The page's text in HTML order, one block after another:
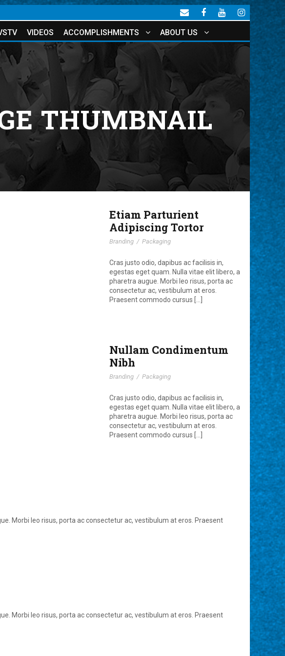
VIDEOS ACCOMPLISHMENTS ABOUT US
THUMBNAIL
Etiam Parturient
Adipiscing Tortor
Branding / Packaging
Cras justo odio, dapibus ac facilisis in,
egestas eget quam. Nulla vitae elit libero, a
pharetra augue. Morbi leo risus, porta ac
consectetur ac, vestibulum at eros.
Praesent commodo cursus […]
Nullam Condimentum
Nibh
Branding / Packaging
Cras justo odio, dapibus ac facilisis in,
egestas eget quam. Nulla vitae elit libero, a
pharetra augue. Morbi leo risus, porta ac
consectetur ac, vestibulum at eros.
Praesent commodo cursus […]
Morbi leo risus, porta ac consectetur ac, vestibulum at eros. Praesent
Morbi leo risus, porta ac consectetur ac, vestibulum at eros. Praesent